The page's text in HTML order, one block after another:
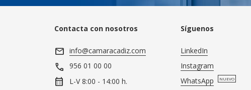
Contacta con nosotros
mail info@camaracadiz.com
call 956 01 00 00
calendar_month L-V 8:00 - 14:00 h.
Síguenos
LinkedIn
Instagram
WhatsApp
NUEVO